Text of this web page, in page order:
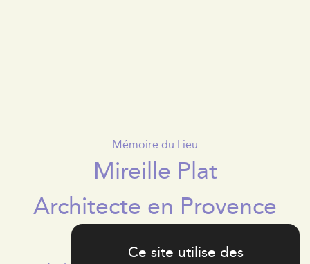
Mémoire du Lieu
Mireille Plat
Architecte en Provence
Ce site utilise des